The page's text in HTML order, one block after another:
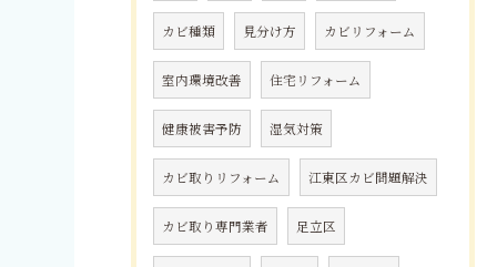
カビ種類 見分け方 カビリフォーム
室内環境改善 住宅リフォーム
健康被害予防 湿気対策
カビ取りリフォーム 江東区カビ問題解決
カビ取り専門業者 足立区